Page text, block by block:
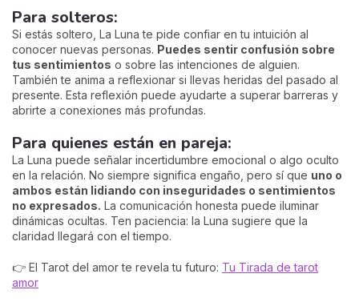
Para solteros:
Si estás soltero, La Luna te pide confiar en tu intuición al
conocer nuevas personas. Puedes sentir confusión sobre
tus sentimientos o sobre las intenciones de alguien.
También te anima a reflexionar si llevas heridas del pasado al
presente. Esta reflexión puede ayudarte a superar barreras y
abrirte a conexiones más profundas.
Para quienes están en pareja:
La Luna puede señalar incertidumbre emocional o algo oculto
en la relación. No siempre significa engaño, pero sí que uno o
ambos están lidiando con inseguridades o sentimientos
no expresados. La comunicación honesta puede iluminar
dinámicas ocultas. Ten paciencia: la Luna sugiere que la
claridad llegará con el tiempo.
👉 El Tarot del amor te revela tu futuro: Tu Tirada de tarot
amor